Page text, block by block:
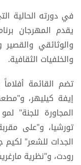
في دورته الحالية
والوثائقي
والخلفيات الثقافية.
تضم القائمة
إيفة كيليهر،
المجاورة للجنة"
تورشيا، و"على
الجدات للشعر"
رودت، و"نظرية